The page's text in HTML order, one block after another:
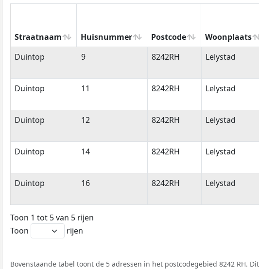
Straatnaam Huisnummer Postcode Woonplaats
Straatnaam
Huisnummer Postcode Woonplaats
Duintop 9 8242RH Lelystad
Duintop 11 8242RH Lelystad
Duintop 12 8242RH Lelystad
Duintop 14 8242RH Lelystad
Duintop 16 8242RH Lelystad
Toon 1 tot 5 van 5 rijen
Toon
rijen
Bovenstaande tabel toont de 5 adressen in het postcodegebied 8242 RH.